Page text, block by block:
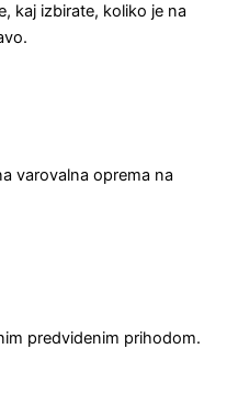
kaj izbirate, koliko je na
varovalna oprema na
predvidenim prihodom.